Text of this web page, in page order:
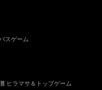
スゲーム
ヒラマサ＆トップゲーム